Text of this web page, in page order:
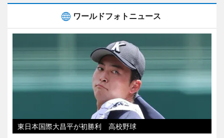
ワールドフォトニュース
東日本国際大昌平が初勝利 高校野球